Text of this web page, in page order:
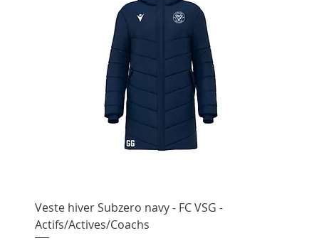
Veste hiver Subzero navy - FC VSG -
Actifs/Actives/Coachs